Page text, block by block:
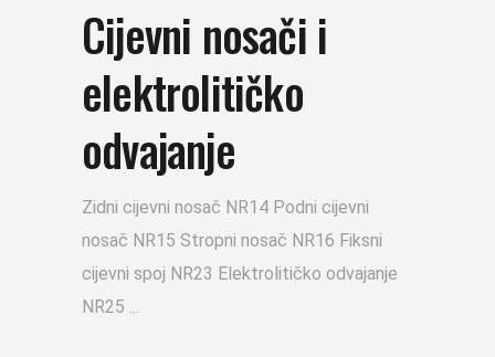
Cijevni nosači i
elektrolitičko
odvajanje
Zidni cijevni nosač NR14 Podni cijevni
nosač NR15 Stropni nosač NR16 Fiksni
cijevni spoj NR23 Elektrolitičko odvajanje
NR25